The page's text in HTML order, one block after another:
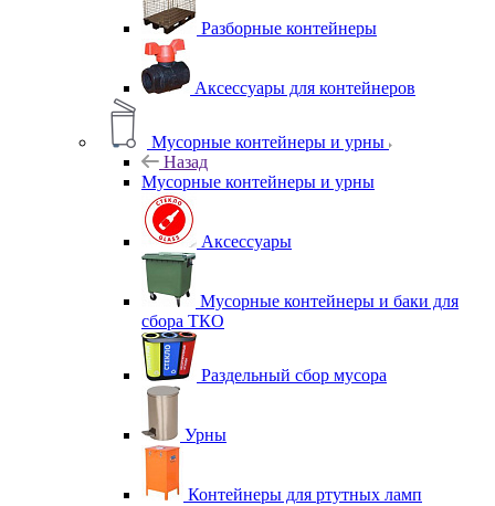
Разборные контейнеры
Аксессуары для контейнеров
Мусорные контейнеры и урны
Назад
Мусорные контейнеры и урны
Аксессуары
Мусорные контейнеры и баки для
сбора ТКО
Раздельный сбор мусора
Урны
Контейнеры для ртутных ламп